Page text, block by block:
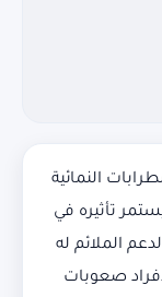
النمائية
تأثيره في
الملائم له
صعوبات